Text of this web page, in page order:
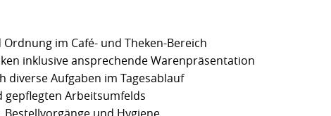
im Café- und Theken-Bereich
inklusive ansprechende Warenpräsentation
Aufgaben im Tagesablauf
gepflegten Arbeitsumfelds